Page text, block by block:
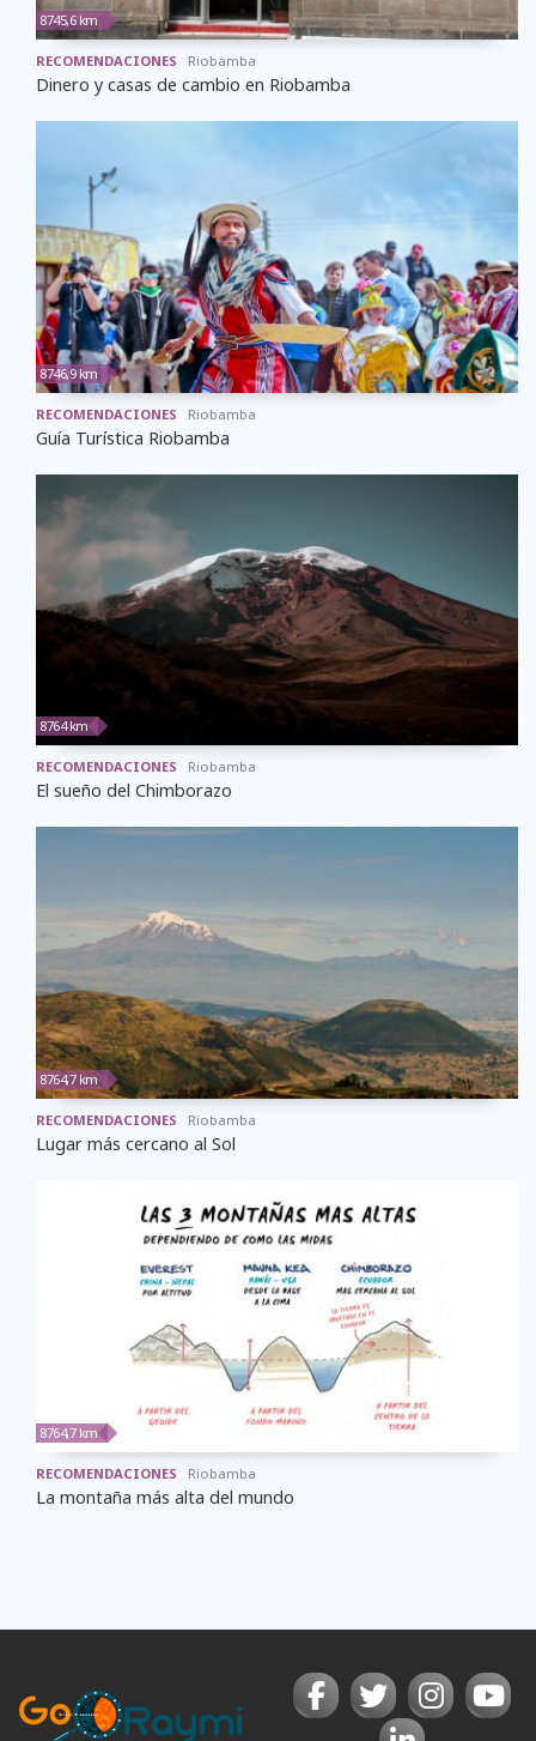
8745,6 km
RECOMENDACIONES Riobamba
Dinero y casas de cambio en Riobamba
8746,9 km
RECOMENDACIONES Riobamba
Guía Turística Riobamba
8764 km
RECOMENDACIONES Riobamba
El sueño del Chimborazo
8764,7 km
RECOMENDACIONES Riobamba
Lugar más cercano al Sol
8764,7 km
RECOMENDACIONES Riobamba
La montaña más alta del mundo